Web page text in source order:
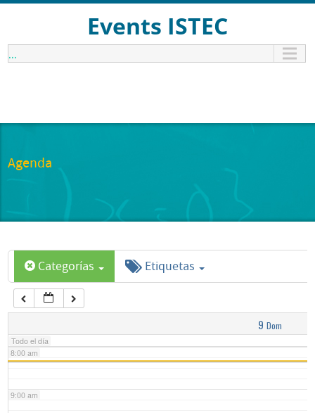
Events ISTEC
...
Agenda
Categorías Etiquetas
9 Dom
Todo el día
1:00 am
6:00 am
7:00 am
8:00 am
9:00 am